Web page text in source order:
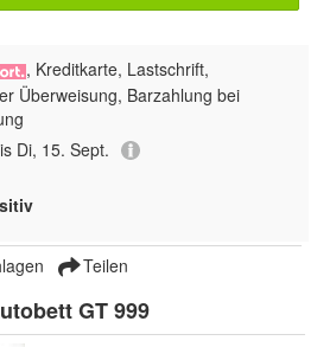
, Kreditkarte, Lastschrift,
Überweisung, Barzahlung bei
Di, 15. Sept.
Teilen
GT 999